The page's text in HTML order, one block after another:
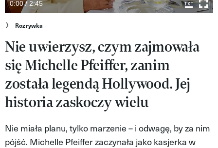
VIVA!MAN
VIVA!PEOPLE POWER
VIVA!ITAKA
MAGAZYN VIVA!
0:00 / 2:45
Rozrywka
Nie uwierzysz, czym zajmowała
się Michelle Pfeiffer, zanim
została legendą Hollywood. Jej
historia zaskoczy wielu
Nie miała planu, tylko marzenie – i odwagę, by za nim
pójść. Michelle Pfeiffer zaczynała jako kasjerka w